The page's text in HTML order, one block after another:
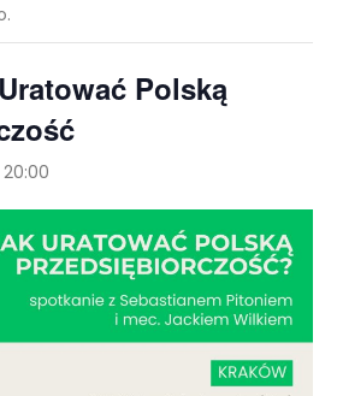
Polską
20:00